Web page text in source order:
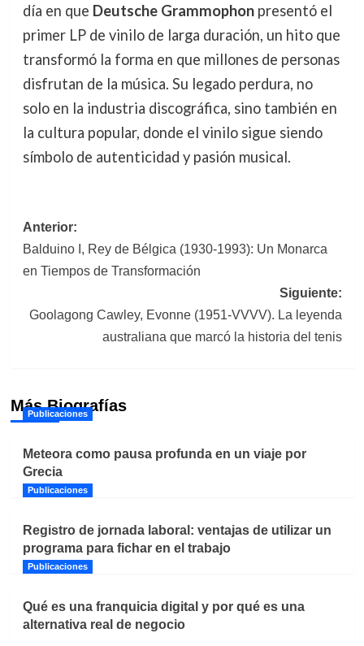
día en que Deutsche Grammophonpresentó el
primer LP de vinilo de larga duración, un hito que
transformó la forma en que millones de personas
disfrutan de la música. Su legado perdura, no
solo en la industria discográfica, sino también en
la cultura popular, donde el vinilo sigue siendo
símbolo de autenticidad y pasión musical.
Navegación
de
entradas
Anterior:
Balduino I, Rey de Bélgica (1930-1993): Un Monarca
en Tiempos de Transformación
Siguiente:
Goolagong Cawley, Evonne (1951-VVVV). La leyenda
australiana que marcó la historia del tenis
Más Biografías
Publicaciones
Meteora como pausa profunda en un viaje por
Grecia
Publicaciones
Registro de jornada laboral: ventajas de utilizar un
programa para fichar en el trabajo
Publicaciones
Qué es una franquicia digital y por qué es una
alternativa real de negocio